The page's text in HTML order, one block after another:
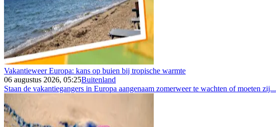
Vakantieweer Europa: kans op buien bij tropische warmte
06 augustus 2026, 05:25Buitenland
Staan de vakantiegangers in Europa aangenaam zomerweer te wachten of moeten zij...